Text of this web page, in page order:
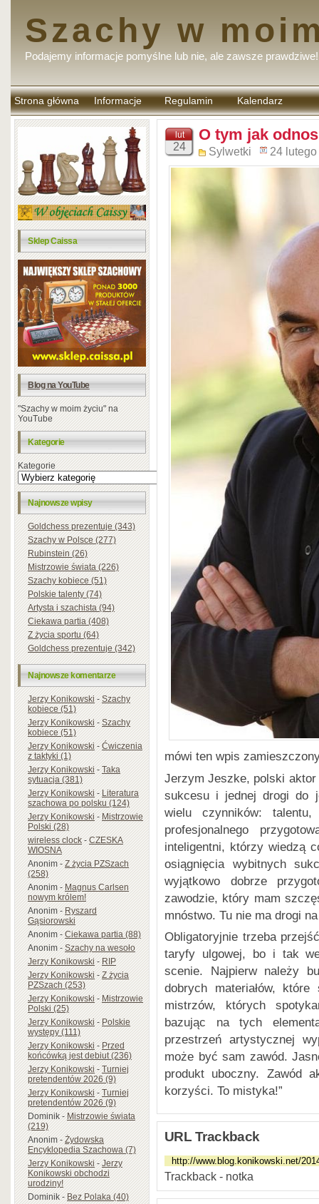
Szachy w
Podajemy informacje pomyślne lub nie, ale zawsze prawdziwe!
Strona główna Informacje Regulamin
komentarzy
Kalendarz
Sklep Caissa
Blog na YouTube
"Szachy w moim życiu" na
YouTube
Kategorie
Kategorie
Najnowsze wpisy
Goldchess prezentuje (343)
Szachy w Polsce (277)
Rubinstein (26)
Mistrzowie świata (226)
Szachy kobiece (51)
Polskie talenty (74)
Artysta i szachista (94)
Ciekawa partia (408)
Z życia sportu (64)
Goldchess prezentuje (342)
Najnowsze komentarze
Jerzy Konikowski-Szachy
kobiece (51)
Jerzy Konikowski-Szachy
kobiece (51)
Jerzy Konikowski-Ćwiczenia
z taktyki (1)
Jerzy Konikowski-Taka
sytuacja (381)
Jerzy Konikowski-Literatura
szachowa po polsku (124)
Jerzy Konikowski-Mistrzowie
Polski (28)
wireless clock-CZESKA
WIOSNA
Anonim-Z życia PZSzach
(258)
Anonim-Magnus Carlsen
nowym królem!
Anonim-Ryszard
Gąsiorowski
Anonim-Ciekawa partia (88)
Anonim-Szachy na wesoło
Jerzy Konikowski-RIP
Jerzy Konikowski-Z życia
PZSzach (253)
Jerzy Konikowski-Mistrzowie
Polski (25)
Jerzy Konikowski-Polskie
występy (111)
Jerzy Konikowski-Przed
końcówką jest debiut (236)
Jerzy Konikowski-Turniej
pretendentów 2026 (9)
Jerzy Konikowski-Turniej
pretendentów 2026 (9)
Dominik-Mistrzowie świata
(219)
Anonim-Żydowska
Encyklopedia Szachowa (7)
Jerzy Konikowski-Jerzy
Konikowski obchodzi
urodziny!
Dominik-Bez Polaka (40)
lut
24
O tym jak
Sylwetki 24
mówi ten wpis
Jerzym Jeszke, polski
sukcesu i jednej drogi do
wielu czynników:
profesjonalnego
inteligentni, którzy wiedzą
osiągnięcia wybitnych
wyjątkowo dobrze
zawodzie, który mam
mnóstwo. Tu nie ma drogi
Obligatoryjnie trzeba
taryfy ulgowej, bo i tak
scenie. Najpierw należy
dobrych materiałów,
mistrzów, których
bazując na tych
przestrzeń artystycznej
może być sam zawód.
produkt uboczny. Zawód
korzyści. To mistyka!”
URL Trackback
Trackback - notka